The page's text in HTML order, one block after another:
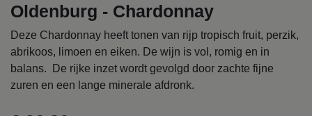
Oldenburg - Chardonnay
Deze Chardonnay heeft tonen van rijp tropisch fruit, perzik,
abrikoos, limoen en eiken. De wijn is vol, romig en in
balans. De rijke inzet wordt gevolgd door zachte fijne
zuren en een lange minerale afdronk.